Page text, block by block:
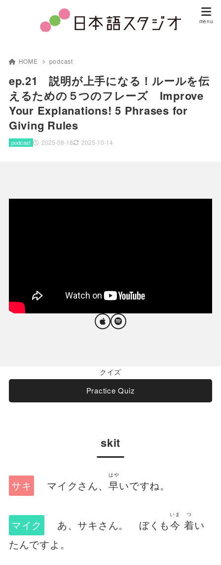
HOME podcast
ep.21 説明が上手になる！ルールを伝
えるための５つのフレーズ Improve
Your Explanations! 5 Phrases for
Giving Rules
2025-08-18 2025-10-14
podcast
クイズ
Practice Quiz
skit
サキ マイクさん、 早
はや
いですね。
マイク あ、サキさん。 ぼくも今
いま
着
つ
い
たんですよ。